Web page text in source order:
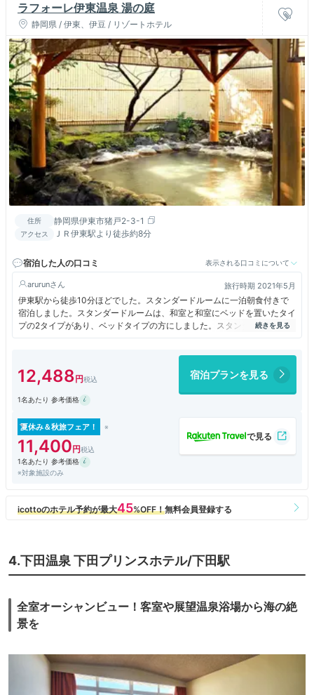
ラフォーレ伊東温泉 湯の庭
静岡県 / 伊東、伊豆 / リゾートホテル
住所 静岡県伊東市猪戸2-3-1
アクセス ＪＲ伊東駅より徒歩約8分
宿泊した人の口コミ 表示される口コミについて
arurun 旅行時期 2021年5月
伊東駅から徒歩10分ほどでした。スタンダードルームに一泊朝食付きで
宿泊しました。スタンダードルームは、和室と和室にベッドを置いたタイ
プの2タイプがあり、ベッドタイプの方にしました。スタンダードルーム
には、バスルームは無く、トイレのみになっていますが、不便は感じませ
泉付きの部屋もあるので、目的によっていろいろ選択できる点も良いと思
います。
朝食は、HPではビュッフェとなっていましたが、定食での提供でした。
12,488 宿泊プランを見る
1名あたり 参考価格
夏休み＆秋旅フェア！
11,400
1名あたり 参考価格
※対象施設のみ
4.下田温泉 下田プリンスホテル/下田駅
全室オーシャンビュー！客室や展望温泉浴場から海の絶
景を